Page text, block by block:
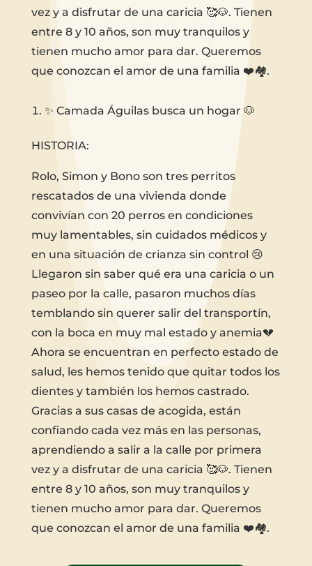
vez y a disfrutar de una caricia 🥰🐶. Tienen
entre 8 y 10 años, son muy tranquilos y
tienen mucho amor para dar. Queremos
que conozcan el amor de una familia ❤️🏘.
✨ Camada Águilas busca un hogar 🐶
HISTORIA:
Rolo, Simon y Bono son tres perritos
rescatados de una vivienda donde
convivían con 20 perros en condiciones
muy lamentables, sin cuidados médicos y
en una situación de crianza sin control 😢
Llegaron sin saber qué era una caricia o un
paseo por la calle, pasaron muchos días
temblando sin querer salir del transportín,
con la boca en muy mal estado y anemia💔
Ahora se encuentran en perfecto estado de
salud, les hemos tenido que quitar todos los
dientes y también los hemos castrado.
Gracias a sus casas de acogida, están
confiando cada vez más en las personas,
aprendiendo a salir a la calle por primera
vez y a disfrutar de una caricia 🥰🐶. Tienen
entre 8 y 10 años, son muy tranquilos y
tienen mucho amor para dar. Queremos
que conozcan el amor de una familia ❤️🏘.